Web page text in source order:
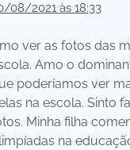
08/2021 às 18:33
ver as fotos das
Amo o
poderíamos ver
na escola. Sinto
Minha filha
na